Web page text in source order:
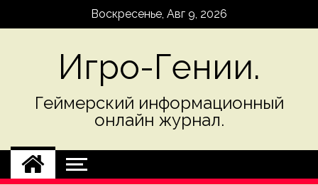
Воскресенье, Авг 9, 2026
Игро-Гении.
Геймерский информационный
онлайн журнал.